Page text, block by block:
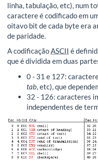
linha, tabulação, etc), num
caractere é codificado em
oitavo bit de cada byte era
de paridade.
A codificaçãoASCII é
que é dividida em duas
0 - 31 e 127:
tab, etc), que
32 - 126: caracteres
independentes de